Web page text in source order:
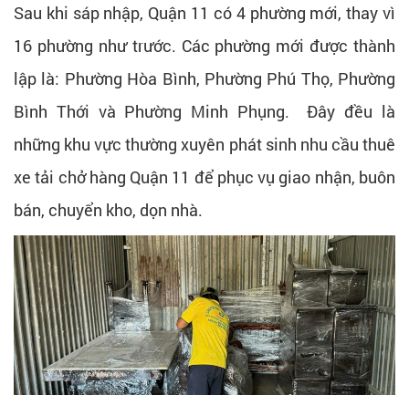
Sau khi sáp nhập, Quận 11 có 4 phường mới, thay vì
16 phường như trước. Các phường mới được thành
lập là: Phường Hòa Bình, Phường Phú Thọ, Phường
Bình Thới và Phường Minh Phụng. Đây đều là
những khu vực thường xuyên phát sinh nhu cầu thuê
xe tải chở hàng Quận 11 để phục vụ giao nhận, buôn
bán, chuyển kho, dọn nhà.